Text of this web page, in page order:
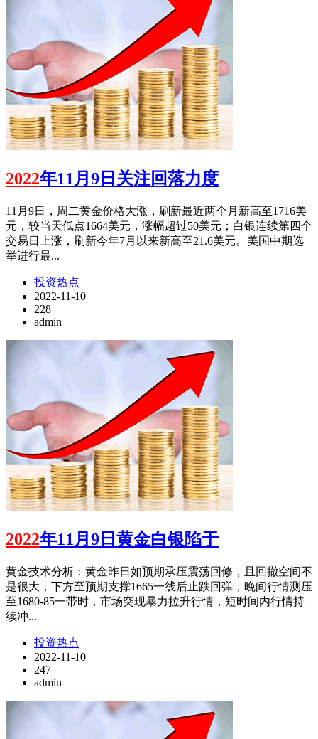
2022年11月9日关注回落力度
11月9日，周二黄金价格大涨，刷新最近两个月新高至1716美
元，较当天低点1664美元，涨幅超过50美元；白银连续第四个
交易日上涨，刷新今年7月以来新高至21.6美元。美国中期选
举进行最...
投资热点
2022-11-10
228
admin
2022年11月9日黄金白银陷于
黄金技术分析：黄金昨日如预期承压震荡回修，且回撤空间不
是很大，下方至预期支撑1665一线后止跌回弹，晚间行情测压
至1680-85一带时，市场突现暴力拉升行情，短时间内行情持
续冲...
投资热点
2022-11-10
247
admin